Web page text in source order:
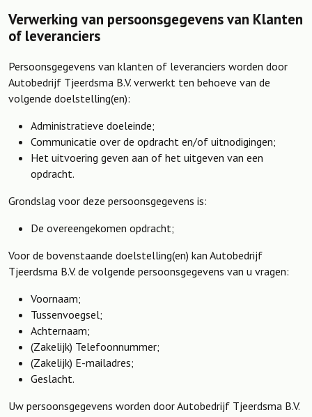
Verwerking van persoonsgegevens van Klanten
of leveranciers
Persoonsgegevens van klanten of leveranciers worden door
Autobedrijf Tjeerdsma B.V. verwerkt ten behoeve van de
volgende doelstelling(en):
Administratieve doeleinde;
Communicatie over de opdracht en/of uitnodigingen;
Het uitvoering geven aan of het uitgeven van een
opdracht.
Grondslag voor deze persoonsgegevens is:
De overeengekomen opdracht;
Voor de bovenstaande doelstelling(en) kan Autobedrijf
Tjeerdsma B.V. de volgende persoonsgegevens van u vragen:
Voornaam;
Tussenvoegsel;
Achternaam;
(Zakelijk) Telefoonnummer;
(Zakelijk) E-mailadres;
Geslacht.
Uw persoonsgegevens worden door Autobedrijf Tjeerdsma B.V.